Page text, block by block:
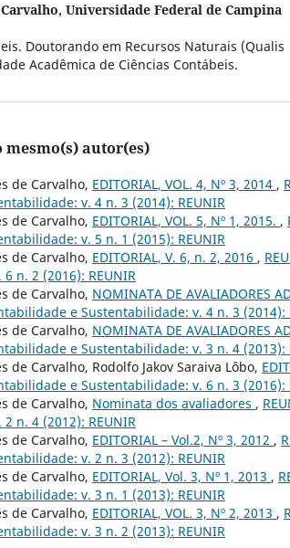
Universidade Federal de Campina
Doutorando em Recursos Naturais (Qualis
Acadêmica de Ciências Contábeis.
autor(es)
de Carvalho, EDITORIAL, VOL. 4, Nº 3, 2014 ,
v. 4 n. 3 (2014): REUNIR
de Carvalho, EDITORIAL, VOL. 5, Nº 1, 2015. ,
v. 5 n. 1 (2015): REUNIR
de Carvalho, EDITORIAL, V. 6, n. 2, 2016 ,
n. 2 (2016): REUNIR
de Carvalho, NOMINATA DE AVALIADORES
e Sustentabilidade: v. 4 n. 3 (2014):
de Carvalho, NOMINATA DE AVALIADORES
e Sustentabilidade: v. 3 n. 4 (2013):
de Carvalho, Rodolfo Jakov Saraiva Lôbo,
e Sustentabilidade: v. 6 n. 3 (2016):
de Carvalho, Nominata dos avaliadores ,
n. 4 (2012): REUNIR
de Carvalho, EDITORIAL – Vol.2, Nº 3, 2012 ,
v. 2 n. 3 (2012): REUNIR
de Carvalho, EDITORIAL, Vol. 3, Nº 1, 2013 ,
v. 3 n. 1 (2013): REUNIR
de Carvalho, EDITORIAL, VOL. 3, Nº 2, 2013 ,
v. 3 n. 2 (2013): REUNIR